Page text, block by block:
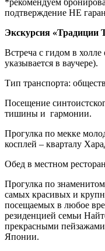
*рекомендуем
подтверждение НЕ
Экскурсия «Традиции
Встреча с гидом в холле
указывается в ваучере).
Тип транспорта:
Посещение
тишины и гармонии.
Прогулка по мекке
косплей – кварталу
Обед в местном
Прогулка по
самых красивых и
посещаемых в любое
резиденцией семьи
прекрасными
Японии.